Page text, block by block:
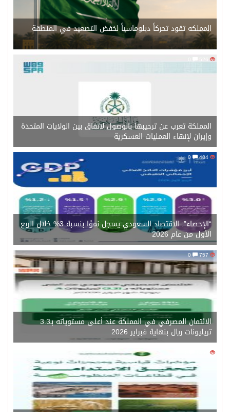
المملكه تقود تحركاً دبلوماسياً لخفض التصعيد في المنطقة
526
المملكة تعرب عن ترحيبها بالوصول لاتفاق بين الولايات المتحدة
وإيران لإنهاء العمليات العسكرية
484
“الإحصاء”: الاقتصاد السعودي يسجل نموًا بنسبة 3% خلال الربع
الأول من عام 2026
757
0
الائتمان المصرفي في المملكة عند أعلى مستوياته بـ3.3
تريليونات ريال بنهاية فبراير 2026
1450